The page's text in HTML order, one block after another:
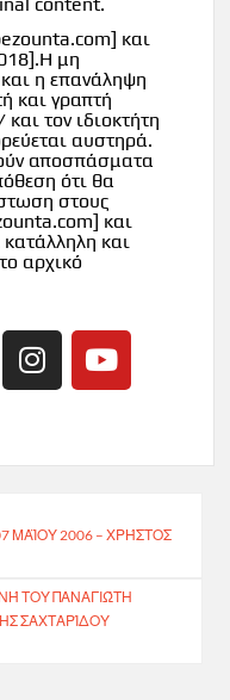
και
μη
η επανάληψη
και γραπτή
τον ιδιοκτήτη
αυστηρά.
αποσπάσματα
ότι θα
στους
και
και
αρχικό
ΜΑΪΟΥ 2006 – ΧΡΉΣΤΟΣ
ΤΟΥ ΠΑΝΑΓΙΏΤΗ
ΣΑΧΤΑΡΊΔΟΥ